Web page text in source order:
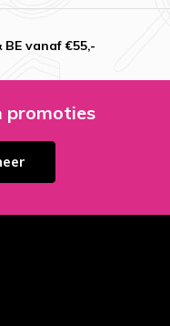
vanaf €55,-
promoties